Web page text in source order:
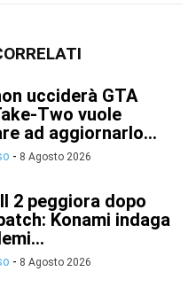
ucciderà GTA
Two vuole
ad aggiornarlo...
- 8 Agosto 2026
2 peggiora dopo
Konami indaga
- 8 Agosto 2026